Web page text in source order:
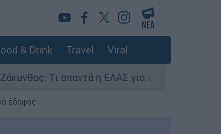
& Drink Travel Viral
Τι απαντά η ΕΛΑΣ για τους 8 βιασμούς
έδαφος